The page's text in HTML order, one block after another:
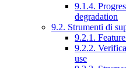
9.1.4.
degradation
9.2. Strumenti di
9.2.1.
9.2.2.
use